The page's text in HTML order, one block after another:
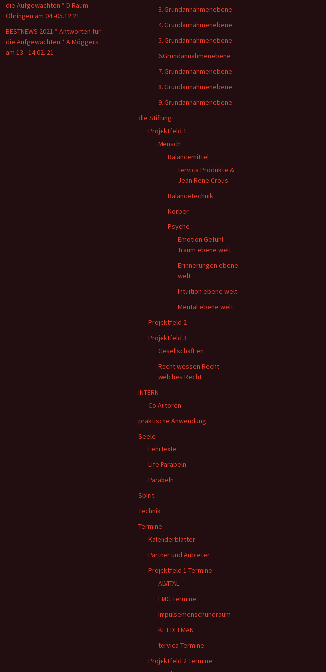
die Aufgewachten * D Raum
Öhringen am 04.-05.12.21
BESTNEWS 2021 * Antworten für
die Aufgewachten * A Möggers
am 13.- 14.02. 21
3. Grundannahmenebene
4. Grundannahmenebene
5. Grundannahmenebene
6.Grundannahmenebene
7. Grundannahmenebene
8. Grundannahmenebene
9. Grundannahmenebene
die Stiftung
Projektfeld 1
Mensch
Balancemittel
tervica Produkte &
Jean Rene Crous
Balancetechnik
Körper
Psyche
Emotion Gefühl
Traum ebene welt
Erinnerungen ebene
welt
Intuition ebene welt
Mental ebene welt
Projektfeld 2
Projektfeld 3
Gesellschaft en
Recht wessen Recht
welches Recht
INTERN
Co Autoren
praktische Anwendung
Seele
Lehrtexte
Life Parabeln
Parabeln
Spirit
Technik
Termine
Kalenderblätter
Partner und Anbieter
Projektfeld 1 Termine
ALVITAL
EMG Termine
Impulsemenschundraum
KE EDELMAN
tervica Termine
Projektfeld 2 Termine